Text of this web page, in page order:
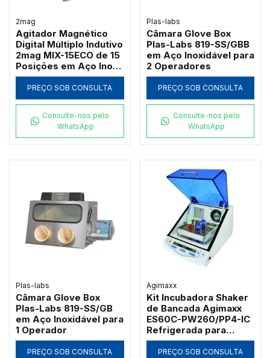
2mag
Agitador Magnético
Digital Múltiplo Indutivo
2mag MIX-15ECO de 15
Posições em Aço Inox
120 a 1200 RPM
PREÇO SOB CONSULTA
Consulte-nos pelo
WhatsApp
Plas-labs
Câmara Glove Box
Plas-Labs 819-SS/GBB
em Aço Inoxidável para
2 Operadores
PREÇO SOB CONSULTA
Consulte-nos pelo
WhatsApp
Plas-labs
Câmara Glove Box
Plas-Labs 819-SS/GB
em Aço Inoxidável para
1 Operador
PREÇO SOB CONSULTA
Agimaxx
Kit Incubadora Shaker
de Bancada Agimaxx
ES60C-PW260/PP4-IC
Refrigerada para
Múltiplos Formatos de
Frascos e Tubos
PREÇO SOB CONSULTA